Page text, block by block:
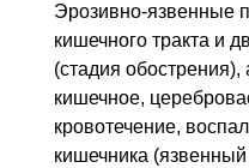
Эрозивно-язвенные
кишечного тракта и
(стадия
кишечное,
кровотечение,
кишечника